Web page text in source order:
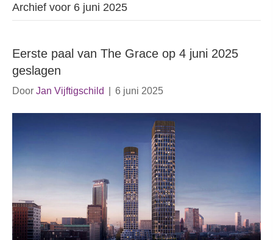
Archief voor 6 juni 2025
Eerste paal van The Grace op 4 juni 2025
geslagen
Door Jan Vijftigschild 6 juni 2025